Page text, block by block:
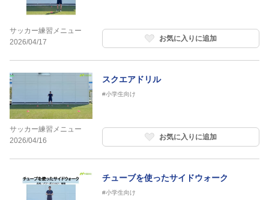
サッカー練習メニュー
2026/04/17
お気に入りに追加
サッカー練習メニュー
2026/04/16
スクエアドリル
#小学生向け
お気に入りに追加
チューブを使ったサイドウォーク
#小学生向け